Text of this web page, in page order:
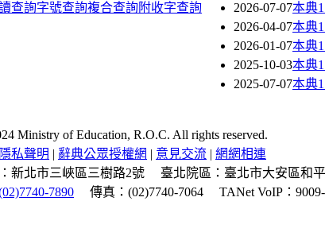
查詢字號查詢複合查詢附收字查詢 2026-07-07本典
2026-04-07本典
2026-01-07本典
2025-10-03本典
2025-07-07本典
Ministry of Education, R.O.C. All rights reserved.
私聲明 | 辭典公眾授權網 | 意見交流 | 網網相連
新北市三峽區三樹路2號
臺北院區：臺北市大安區和
7890 傳真：(02)7740-7064 TANet VoIP：